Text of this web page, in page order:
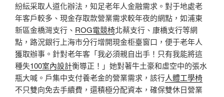
紛紜采取人道化辦法，知足老年人金融需求。對于地處老
年客戶較多、現金存取款營業需求較年夜的網點，如浦東
新區金橋灣支行、 ROG電競椅北蔡支行、康橋支行等網
點，路況銀行上海市分行增開現金柜臺窗口，便于老年人
獲取辦事。針對老年客「我必須親自出手！只有我能將這
種失100室內設計衡導正！」她對著牛土豪和虛空中的張水
瓶大喊。戶集中支付養老金的營業需求，該行人體工學椅
不只雙向免去手續費，還積極分配資本，確保雙休日營業